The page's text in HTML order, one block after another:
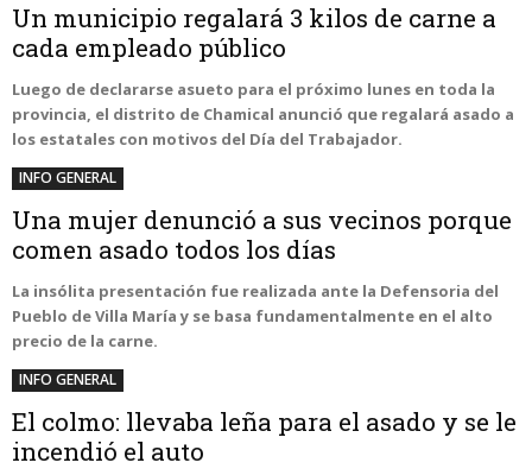
Un municipio regalará 3 kilos de carne a
cada empleado público
Luego de declararse asueto para el próximo lunes en toda la
provincia, el distrito de Chamical anunció que regalará asado a
los estatales con motivos del Día del Trabajador.
INFO GENERAL
Una mujer denunció a sus vecinos porque
comen asado todos los días
La insólita presentación fue realizada ante la Defensoria del
Pueblo de Villa María y se basa fundamentalmente en el alto
precio de la carne.
INFO GENERAL
El colmo: llevaba leña para el asado y se le
incendió el auto